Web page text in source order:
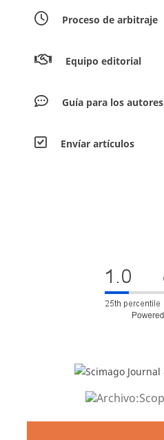
Proceso de arbitraje
Equipo editorial
Guía para los autores
Envíar artículos